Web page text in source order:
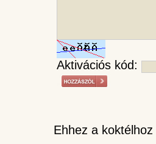
Aktivációs kód:
Ehhez a